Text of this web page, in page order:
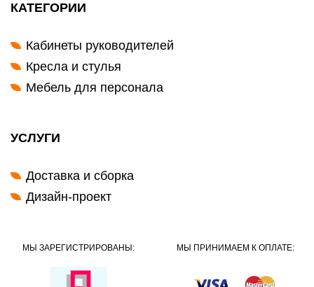
КАТЕГОРИИ
Кабинеты руководителей
Кресла и стулья
Мебель для персонала
УСЛУГИ
Доставка и сборка
Дизайн-проект
МЫ ЗАРЕГИСТРИРОВАНЫ: МЫ ПРИНИМАЕМ К ОПЛАТЕ: